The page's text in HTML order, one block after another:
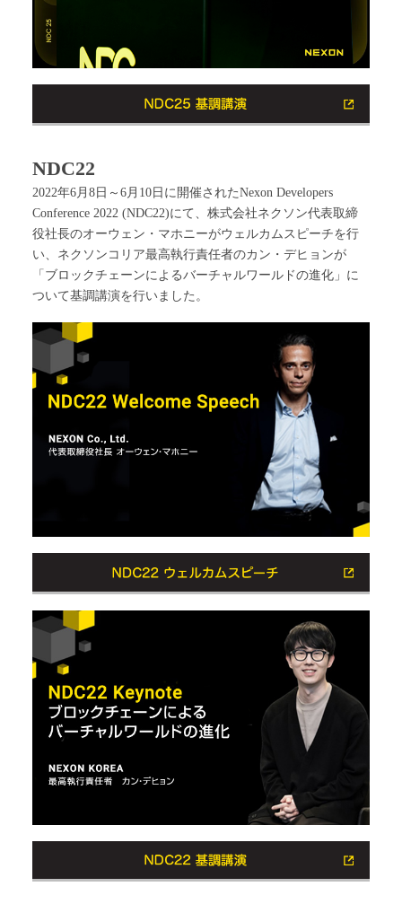
NDC22
2022年6月8日～6月10日に開催されたNexon Developers
Conference 2022 (NDC22)にて、株式会社ネクソン代表取締
役社長のオーウェン・マホニーがウェルカムスピーチを行
い、ネクソンコリア最高執行責任者のカン・デヒョンが
「ブロックチェーンによるバーチャルワールドの進化」に
ついて基調講演を行いました。